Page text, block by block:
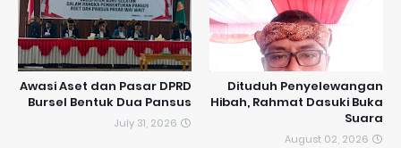
Dituduh Penyelewangan
Hibah, Rahmat Dasuki Buka
Suara
August 02, 2026
Awasi Aset dan Pasar DPRD
Bursel Bentuk Dua Pansus
July 31, 2026